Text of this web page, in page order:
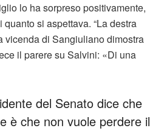
lo ha sorpreso positivamente,
si aspettava. “La destra
vicenda di Sangiuliano dimostra
il parere su Salvini: «Di una
del Senato dice che
è che non vuole perdere il